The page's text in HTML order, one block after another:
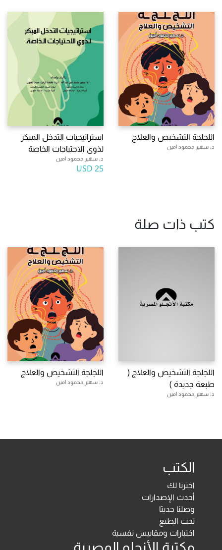
اللجلجة التشخيص والعلاج
د. سهير محمود امين
استراتيجيات التدخل المبكر
لذوى الاحتياجات الخاصة
د. سهير محمود امين
25 USD
كتب ذات صلة
اللجلجة التشخيص والعلاج (
طبعة جديدة )
د. سهير محمود امين
اللجلجة التشخيص والعلاج
د. سهير محمود امين
الكتب
اخترنا لك
أحدث الإصدارات
وصلنا حديثا
تحت الطبع
اختبارات ومقاييس نفسية